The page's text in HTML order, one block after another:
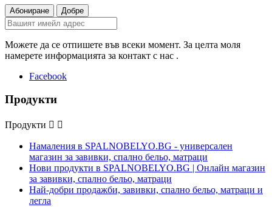
Можете да се отпишете във всеки момент. За целта моля
намерете информацията за контакт с нас .
Facebook
Продукти
Продукти  
Намаления в SPALNOBELYO.BG - универсален
магазин за завивки, спално бельо, матраци
Нови продукти в SPALNOBELYO.BG | Онлайн магазин
за завивки, спално бельо, матраци
Най-добри продажби, завивки, спално бельо, матраци и
легла